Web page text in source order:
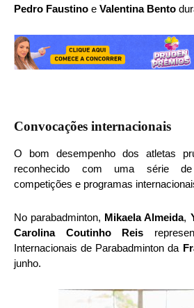
Pedro Faustino e Valentina Bento
Convocações internacionais
O bom desempenho dos atletas
reconhecido com uma série
competições e programas
No parabadminton, Mikaela Almeida,
Carolina Coutinho Reis
Internacionais de Parabadminton da
junho.